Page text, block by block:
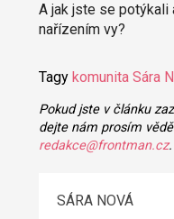
A jak jste se potýkali
nařízením vy?
Tagy komunita Sára
Pokud jste v článku
dejte nám prosím
redakce@frontman.cz.
SÁRA NOVÁ